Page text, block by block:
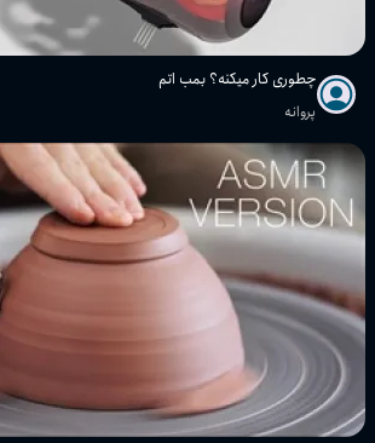
چطوری کار میکنه؟ بمب اتم
پروانه